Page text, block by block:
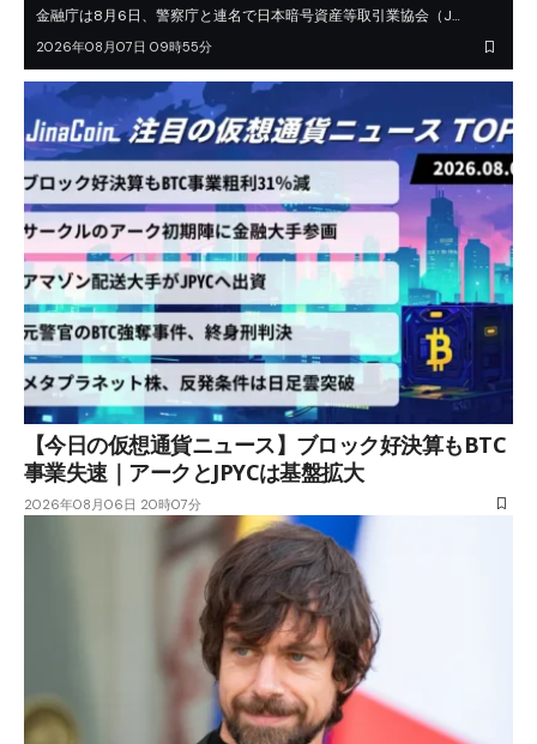
金融庁は8月6日、警察庁と連名で日本暗号資産等取引業協会（J…
2026年08月07日 09時55分
【今日の仮想通貨ニュース】ブロック好決算もBTC
事業失速｜アークとJPYCは基盤拡大
2026年08月06日 20時07分